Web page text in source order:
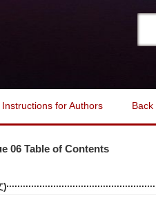
Instructions for Authors Back
06 Table of Contents
)